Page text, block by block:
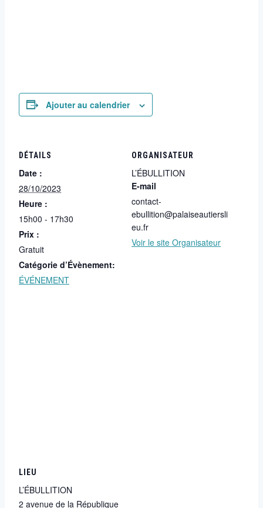
Ajouter au calendrier
DÉTAILS
Date :
28/10/2023
Heure :
15h00 - 17h30
Prix :
Gratuit
Catégorie d’Évènement:
ÉVÉNEMENT
ORGANISATEUR
L’ÉBULLITION
E-mail
contact-
ebullition@palaiseautiersli
eu.fr
Voir le site Organisateur
LIEU
L’ÉBULLITION
2 avenue de la République